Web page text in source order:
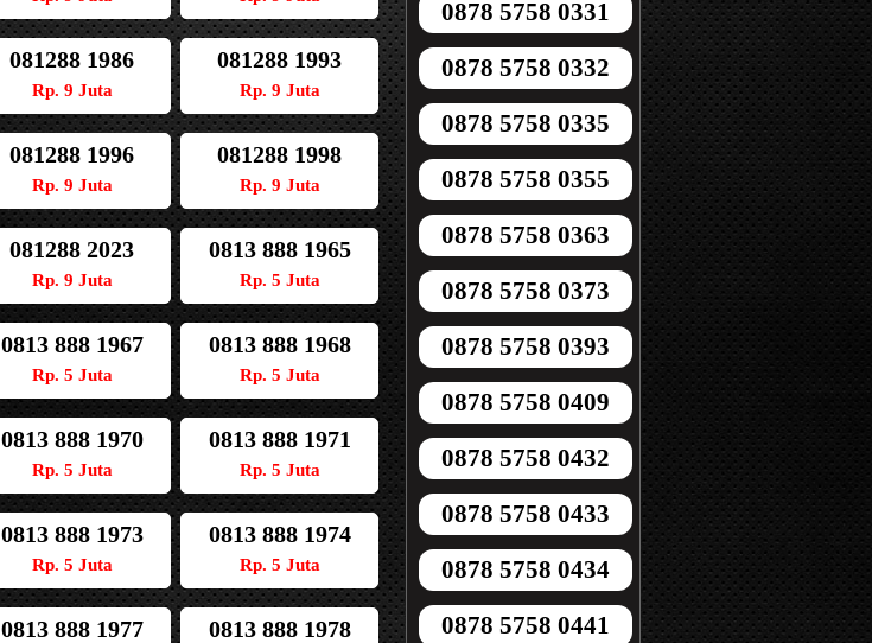
081288 1986
Rp. 9 Juta
081288 1993
Rp. 9 Juta
081288 1996
Rp. 9 Juta
081288 1998
Rp. 9 Juta
081288 2023
Rp. 9 Juta
0813 888 1965
Rp. 5 Juta
0813 888 1967
Rp. 5 Juta
0813 888 1968
Rp. 5 Juta
0813 888 1970
Rp. 5 Juta
0813 888 1971
Rp. 5 Juta
0813 888 1973
Rp. 5 Juta
0813 888 1974
Rp. 5 Juta
0813 888 1977 0813 888 1978
0878 5758 0331
0878 5758 0332
0878 5758 0335
0878 5758 0355
0878 5758 0363
0878 5758 0373
0878 5758 0393
0878 5758 0409
0878 5758 0432
0878 5758 0433
0878 5758 0434
0878 5758 0441